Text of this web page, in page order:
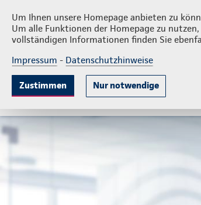
Um Ihnen unsere Homepage anbieten zu
Um alle Funktionen der Homepage zu
vollständigen Informationen finden Sie
Impressum - Datenschutzhinweise
Zustimmen Nur notwendige
Stefan Alpen und Ralf
Krankenversicherung